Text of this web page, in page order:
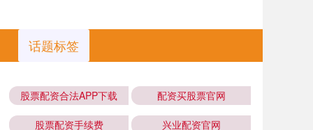
话题标签
股票配资合法APP下载 配资买股票官网
股票配资手续费 兴业配资官网